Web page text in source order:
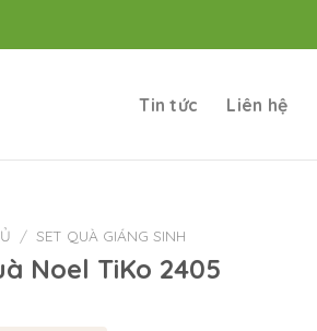
Tin tức Liên hệ
/ SET QUÀ GIÁNG SINH
Noel TiKo 2405